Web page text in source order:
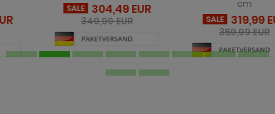
304,49 EUR
349,99 EUR 319,99 EUR
359,99 EUR